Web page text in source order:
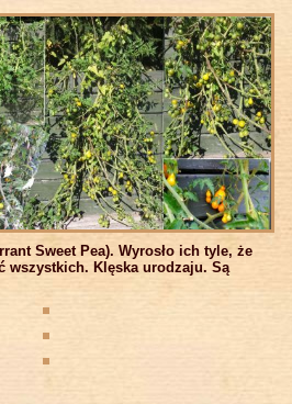
Sweet Pea). Wyrosło ich tyle, że
wszystkich. Klęska urodzaju. Są